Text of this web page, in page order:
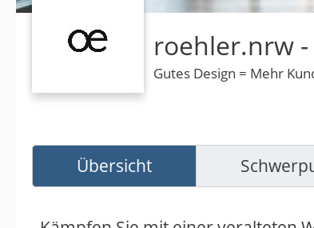
roehler.nrw -
Gutes Design = Mehr
Übersicht